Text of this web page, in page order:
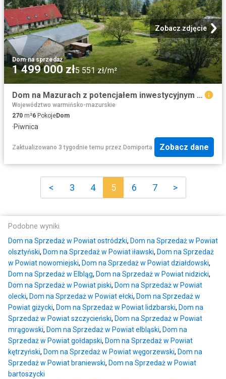
Zobacz zdjęcie
Dom·na sprzedaż
1 499 000 zł5 551 zł/m²
Dom na Mazurach z potencjałem inwestycyjnym zapraszam
Województwo warmińsko-mazurskie
270 m²6 PokojeDom
·Piwnica
Zaktualizowano 3 tygodnie temu przez Domiporta Zobacz dane
< 3 4 5 6 7 >
Podobne wyniki
Dom na Sprzedaż w Powiat ostródzki, Dom na Sprzedaż w Powiat
olsztyński, Dom na Sprzedaż w Powiat iławski, Dom na Sprzedaż
w Powiat nowomiejski, Dom na Sprzedaż w Powiat działdowski,
Dom na Sprzedaż w Elbląg, Dom na Sprzedaż w Powiat nidzicki,
Dom na Sprzedaż w Powiat piski, Dom na Sprzedaż w Powiat
olecki, Dom na Sprzedaż w Powiat ełcki, Dom na Sprzedaż w
Powiat giżycki, Dom na Sprzedaż w Powiat lidzbarski, Dom na
Sprzedaż w Powiat szczycieński, Dom na Sprzedaż w Powiat
mrągowski, Dom na Sprzedaż w Powiat elbląski, Dom na
Sprzedaż w Powiat gołdapski, Dom na Sprzedaż w Powiat
kętrzyński, Dom na Sprzedaż w Powiat węgorzewski, Dom na
Sprzedaż w Powiat braniewski, Dom na Sprzedaż w Powiat
bartoszycki